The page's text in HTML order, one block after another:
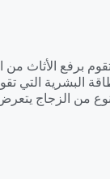
برفع الأثاث
التي تقوم
من الزجاج